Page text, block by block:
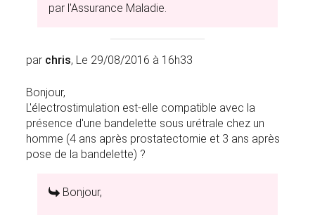
par l'Assurance Maladie.
par chris, Le 29/08/2016 à 16h33
Bonjour,
L'électrostimulation est-elle compatible avec la
présence d'une bandelette sous urétrale chez un
homme (4 ans après prostatectomie et 3 ans après
pose de la bandelette) ?
Bonjour,